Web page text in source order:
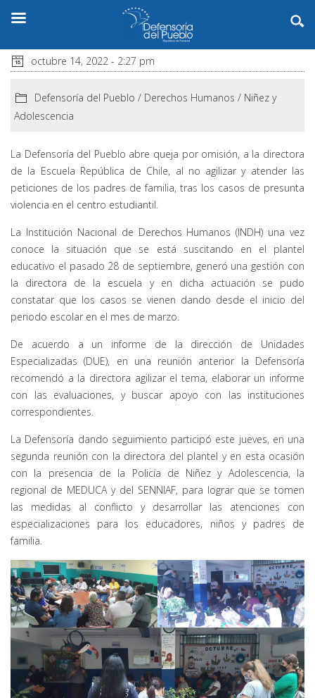
octubre 14, 2022 - 2:27 pm
Defensoría del Pueblo / Derechos Humanos / Niñez y
Adolescencia
La Defensoría del Pueblo abre queja por omisión, a la directora
de la Escuela República de Chile, al no agilizar y atender las
peticiones de los padres de familia, tras los casos de presunta
violencia en el centro estudiantil.
La Institución Nacional de Derechos Humanos (INDH) una vez
conoce la situación que se está suscitando en el plantel
educativo el pasado 28 de septiembre, generó una gestión con
la directora de la escuela y en dicha actuación se pudo
constatar que los casos se vienen dando desde el inicio del
periodo escolar en el mes de marzo.
De acuerdo a un informe de la dirección de Unidades
Especializadas (DUE), en una reunión anterior la Defensoría
recomendó a la directora agilizar el tema, elaborar un informe
con las evaluaciones, y buscar apoyo con las instituciones
correspondientes.
La Defensoría dando seguimiento participó este jueves, en una
segunda reunión con la directora del plantel y en esta ocasión
con la presencia de la Policía de Niñez y Adolescencia, la
regional de MEDUCA y del SENNIAF, para lograr que se tomen
las medidas al conflicto y desarrollar las atenciones con
especializaciones para los educadores, niños y padres de
familia.